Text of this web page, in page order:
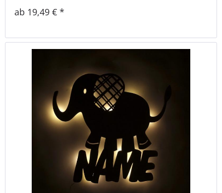
ab 19,49 € *